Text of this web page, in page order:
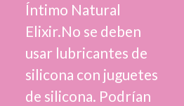
Íntimo Natural
Elixir.No se deben
usar lubricantes de
silicona con juguetes
de silicona. Podrían